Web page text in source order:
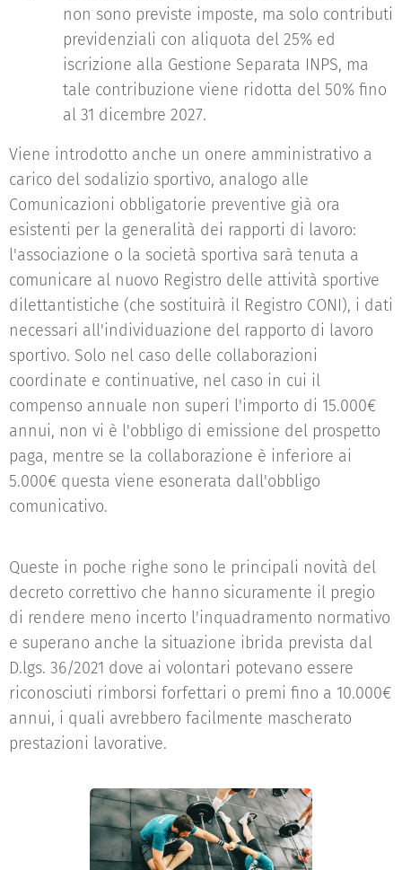
non sono previste imposte, ma solo contributi
previdenziali con aliquota del 25% ed
iscrizione alla Gestione Separata INPS, ma
tale contribuzione viene ridotta del 50% fino
al 31 dicembre 2027.
Viene introdotto anche un onere amministrativo a
carico del sodalizio sportivo, analogo alle
Comunicazioni obbligatorie preventive già ora
esistenti per la generalità dei rapporti di lavoro:
l'associazione o la società sportiva sarà tenuta a
comunicare al nuovo Registro delle attività sportive
dilettantistiche (che sostituirà il Registro CONI), i dati
necessari all'individuazione del rapporto di lavoro
sportivo. Solo nel caso delle collaborazioni
coordinate e continuative, nel caso in cui il
compenso annuale non superi l'importo di 15.000€
annui, non vi è l'obbligo di emissione del prospetto
paga, mentre se la collaborazione è inferiore ai
5.000€ questa viene esonerata dall'obbligo
comunicativo.
Queste in poche righe sono le principali novità del
decreto correttivo che hanno sicuramente il pregio
di rendere meno incerto l'inquadramento normativo
e superano anche la situazione ibrida prevista dal
D.lgs. 36/2021 dove ai volontari potevano essere
riconosciuti rimborsi forfettari o premi fino a 10.000€
annui, i quali avrebbero facilmente mascherato
prestazioni lavorative.